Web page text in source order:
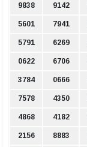
9838 9142
5601 7941
5791 6269
0622 6706
3784 0666
7578 4350
4868 4182
2156 8883